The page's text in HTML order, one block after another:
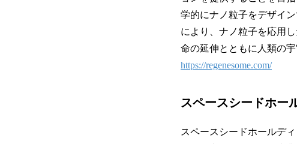
学的にナノ粒子をデザイ
により、ナノ粒子を応用
命の延伸とともに人類の
https://regenesome.com/
スペースシードホー
スペースシードホールデ